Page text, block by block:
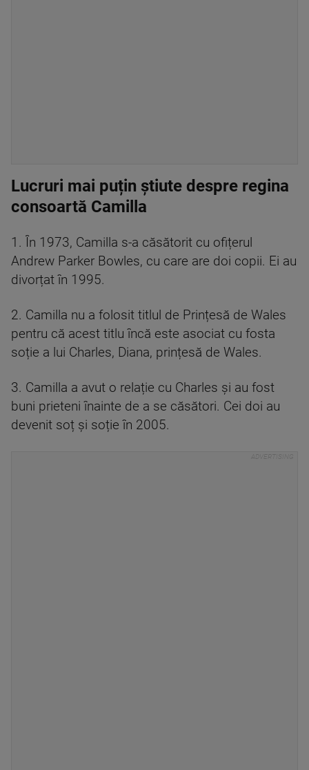
Lucruri mai puțin știute despre regina
consoartă Camilla
1. În 1973, Camilla s-a căsătorit cu ofițerul
Andrew Parker Bowles, cu care are doi copii. Ei au
divorțat în 1995.
2. Camilla nu a folosit titlul de Prințesă de Wales
pentru că acest titlu încă este asociat cu fosta
soție a lui Charles, Diana, prințesă de Wales.
3. Camilla a avut o relație cu Charles și au fost
buni prieteni înainte de a se căsători. Cei doi au
devenit soț și soție în 2005.